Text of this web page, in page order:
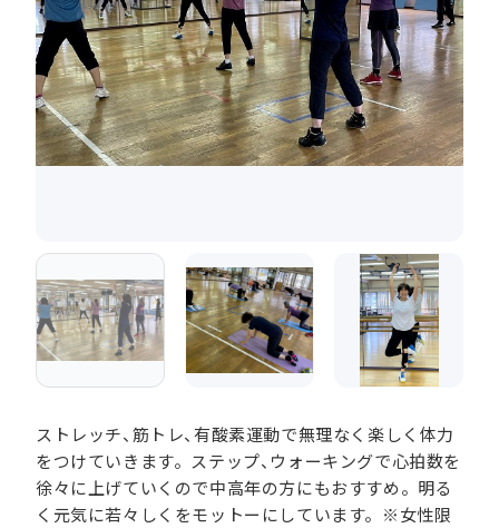
ストレッチ、筋トレ、有酸素運動で無理なく楽しく体力
をつけていきます。ステップ、ウォーキングで心拍数を
徐々に上げていくので中高年の方にもおすすめ。明る
く元気に若々しくをモットーにしています。※女性限